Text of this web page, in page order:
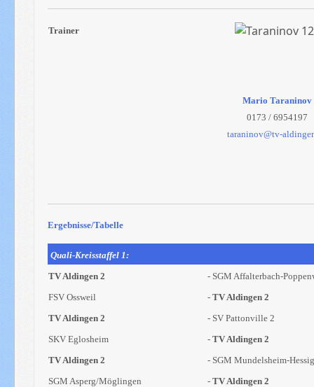
Trainer
Mario Taraninov
0173 / 6954197
taraninov@tv-
Ergebnisse/Tabelle
Quali-Kreisstaffel 1:
TV Aldingen 2
- SGM Affalterbach-
FSV Ossweil
-TV Aldingen 2
TV Aldingen 2
- SV Pattonville 2
SKV Eglosheim
-TV Aldingen 2
TV Aldingen 2
- SGM Mundelsheim-
SGM Asperg/Möglingen
-TV Aldingen 2